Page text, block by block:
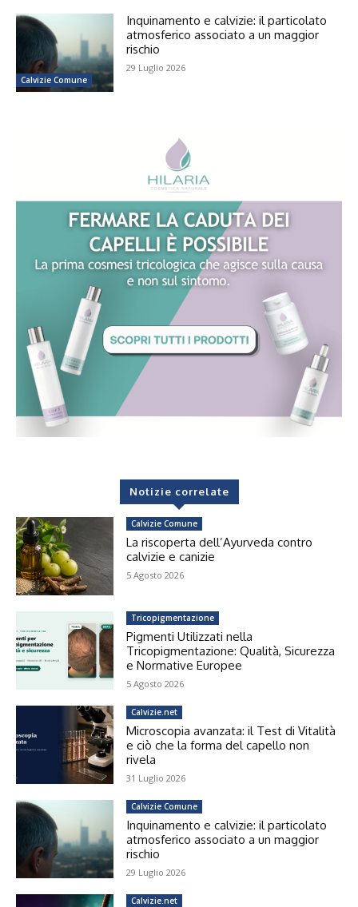
Calvizie Comune
Inquinamento e calvizie: il particolato
atmosferico associato a un maggior
rischio
29 Luglio 2026
Notizie correlate
Calvizie Comune
La riscoperta dell’Ayurveda contro
calvizie e canizie
5 Agosto 2026
Tricopigmentazione
Pigmenti Utilizzati nella
Tricopigmentazione: Qualità, Sicurezza
e Normative Europee
5 Agosto 2026
Calvizie.net
Microscopia avanzata: il Test di Vitalità
e ciò che la forma del capello non
rivela
31 Luglio 2026
Calvizie Comune
Inquinamento e calvizie: il particolato
atmosferico associato a un maggior
rischio
29 Luglio 2026
Calvizie.net